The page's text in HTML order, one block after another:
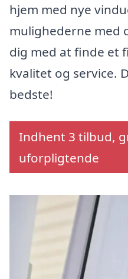
hjem med nye
mulighederne med
dig med at finde et
kvalitet og service.
bedste!
Indhent 3 tilbud,
uforpligtende